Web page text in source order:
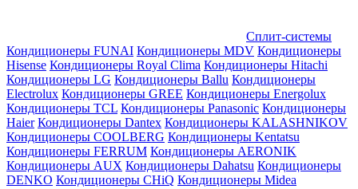
Сплит-системы
Кондиционеры FUNAI Кондиционеры MDV Кондиционеры
Hisense Кондиционеры Royal Clima Кондиционеры Hitachi
Кондиционеры LG Кондиционеры Ballu Кондиционеры
Electrolux Кондиционеры GREE Кондиционеры Energolux
Кондиционеры TCL Кондиционеры Panasonic Кондиционеры
Haier Кондиционеры Dantex Кондиционеры KALASHNIKOV
Кондиционеры СOOLBERG Кондиционеры Kentatsu
Кондиционеры FERRUM Кондиционеры AERONIK
Кондиционеры AUX Кондиционеры Dahatsu Кондиционеры
DENKO Кондиционеры CHiQ Кондиционеры Midea